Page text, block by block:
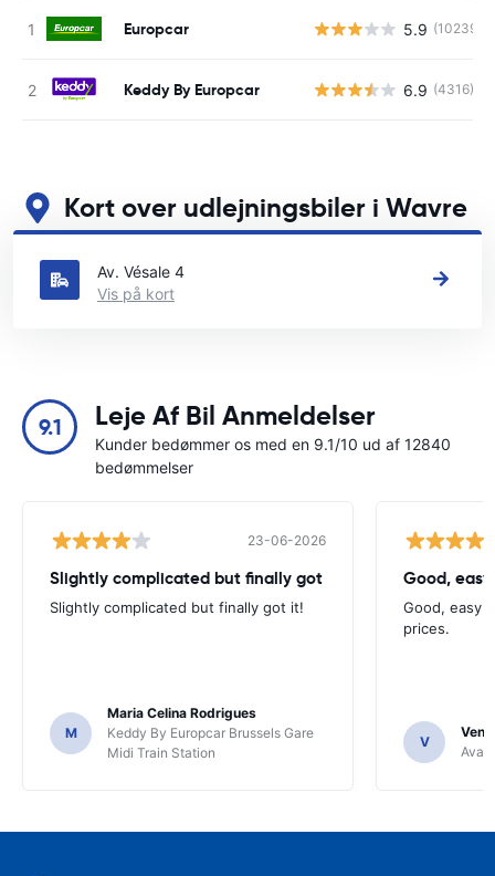
Europcar 5.9 (10239)
Keddy By Europcar 6.9 (4316)
Kort over udlejningsbiler i Wavre
Se vores vigtigste biludlejningssteder i Wavre
Av. Vésale 4
Vis på kort
9.1 Leje Af Bil Anmeldelser
Kunder bedømmer os med en 9.1/10 ud af 12840
bedømmelser
23-06-2026
Slightly complicated but finally got
Slightly complicated but finally got it!
M
Maria Celina Rodrigues
Keddy By Europcar Brussels Gare
Midi Train Station
Good,
Good, easy
prices.
V